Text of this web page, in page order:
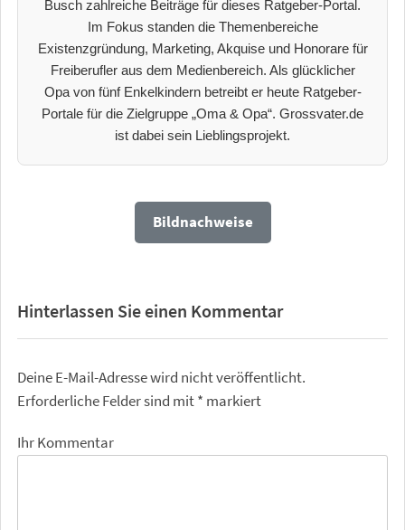
Busch zahlreiche Beiträge für dieses Ratgeber-Portal.
Im Fokus standen die Themenbereiche
Existenzgründung, Marketing, Akquise und Honorare für
Freiberufler aus dem Medienbereich. Als glücklicher
Opa von fünf Enkelkindern betreibt er heute Ratgeber-
Portale für die Zielgruppe „Oma & Opa“. Grossvater.de
ist dabei sein Lieblingsprojekt.
Bildnachweise
Hinterlassen Sie einen Kommentar
Deine E-Mail-Adresse wird nicht veröffentlicht.
Erforderliche Felder sind mit* markiert
Ihr Kommentar